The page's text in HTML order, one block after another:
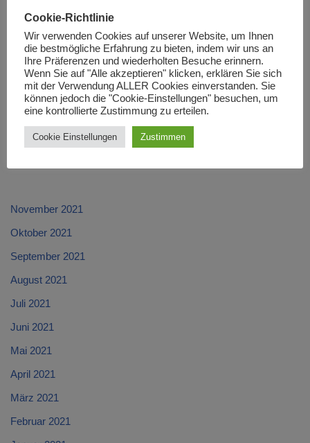
spalten. In diesem Sinne soll der hellenischen Nation an ihrem
Nationalfeiertag gedacht werden.
November 2021
Oktober 2021
September 2021
August 2021
Juli 2021
Juni 2021
Mai 2021
April 2021
März 2021
Februar 2021
Cookie-Richtlinie
Wir verwenden Cookies auf unserer Website, um Ihnen
die bestmögliche Erfahrung zu bieten, indem wir uns an
Ihre Präferenzen und wiederholten Besuche erinnern.
Wenn Sie auf "Alle akzeptieren" klicken, erklären Sie sich
mit der Verwendung ALLER Cookies einverstanden. Sie
können jedoch die "Cookie-Einstellungen" besuchen, um
eine kontrollierte Zustimmung zu erteilen.
Cookie Einstellungen Zustimmen